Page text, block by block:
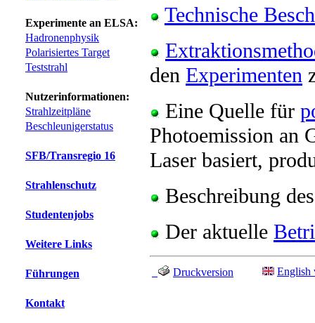
Experimente an ELSA:
Hadronenphysik
Polarisiertes Target
Teststrahl
Nutzerinformationen:
Strahlzeitpläne
Beschleunigerstatus
SFB/Transregio 16
Strahlenschutz
Studentenjobs
Weitere Links
Führungen
Kontakt
Technische
den Experimenten
Eine Quelle für
Photoemission an
Laser basiert,
Beschreibung
Der aktuelle
Druckversion English